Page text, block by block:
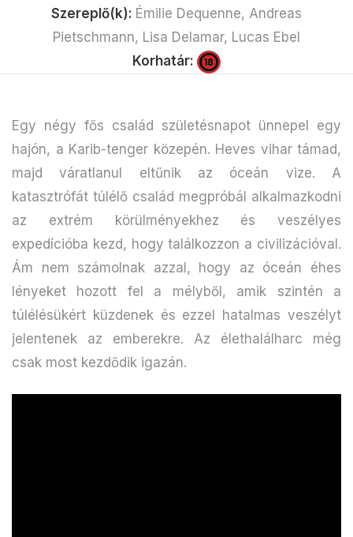
Szereplő(k): Émilie Dequenne, Andreas
Pietschmann, Lisa Delamar, Lucas Ebel
Korhatár:
Egy négy fős család születésnapot ünnepel egy
hajón, a Karib-tenger közepén. Heves vihar támad,
majd váratlanul eltűnik az óceán vize. A
katasztrófát túlélő család megpróbál alkalmazkodni
az extrém körülményekhez és veszélyes
expedícióba kezd, hogy találkozzon a civilizációval.
Ám nem számolnak azzal, hogy az óceán éhes
lényeket hozott fel a mélyből, amik szintén a
túlélésükért küzdenek és ezzel hatalmas veszélyt
jelentenek az emberekre. Az élethalálharc még
csak most kezdődik igazán.